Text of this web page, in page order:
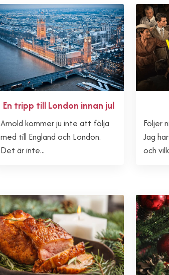
En tripp till London innan jul
Arnold kommer ju inte att följa
med till England och London.
Det är inte...
Följer
Jag
och